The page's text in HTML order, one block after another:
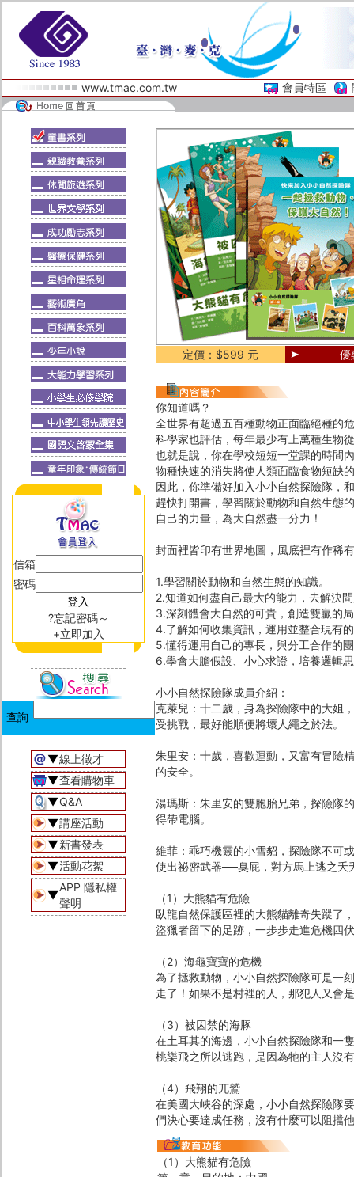
www.tmac.com.tw 會員特區
信箱
密碼
?忘記密碼～
+立即加入
▼線上徵才
▼查看購物車
▼Q&A
▼講座活動
▼新書發表
▼活動花絮
▼
APP 隱私權
聲明
定價：$599 元 優
你知道嗎？
全世界有超過五百種動物正面臨絕種的
科學家也評估，每年最少有上萬種生物
也就是說，你在學校短短一堂課的時間
物種快速的消失將使人類面臨食物短缺
因此，你準備好加入小小自然探險隊，
趕快打開書，學習關於動物和自然生態
自己的力量，為大自然盡一分力！
封面裡皆印有世界地圖，風底裡有作稀
1.學習關於動物和自然生態的知識。
2.知道如何盡自己最大的能力，去解決
3.深刻體會大自然的可貴，創造雙贏的
4.了解如何收集資訊，運用並整合現有
5.懂得運用自己的專長，與分工合作的
6.學會大膽假設、小心求證，培養邏輯
小小自然探險隊成員介紹：
克萊兒：十二歲，身為探險隊中的大姐
受挑戰，最好能順便將壞人繩之於法。
朱里安：十歲，喜歡運動，又富有冒險
的安全。
湯瑪斯：朱里安的雙胞胎兄弟，探險隊
得帶電腦。
維菲：乖巧機靈的小雪貂，探險隊不可
使出祕密武器──臭屁，對方馬上逃之夭
（1）大熊貓有危險
臥龍自然保護區裡的大熊貓離奇失蹤了
盜獵者留下的足跡，一步步走進危機四
（2）海龜寶寶的危機
為了拯救動物，小小自然探險隊可是一
走了！如果不是村裡的人，那犯人又會
（3）被囚禁的海豚
在土耳其的海邊，小小自然探險隊和一
桃樂飛之所以逃跑，是因為牠的主人沒
（4）飛翔的兀鷲
在美國大峽谷的深處，小小自然探險隊
們決心要達成任務，沒有什麼可以阻擋
（1）大熊貓有危險